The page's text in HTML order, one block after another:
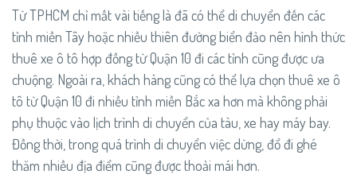
Từ TPHCM chỉ mất vài tiếng là đã có thể di chuyển đến các
tỉnh miền Tây hoặc nhiều thiên đường biển đảo nên hình thức
thuê xe ô tô hợp đồng từ Quận 10 đi các tỉnh cũng được ưa
chuộng. Ngoài ra, khách hàng cũng có thể lựa chọn thuê xe ô
tô từ Quận 10 đi nhiều tỉnh miền Bắc xa hơn mà không phải
phụ thuộc vào lịch trình di chuyển của tàu, xe hay máy bay.
Đồng thời, trong quá trình di chuyển việc dừng, đổ đi ghé
thăm nhiều địa điểm cũng được thoải mái hơn.